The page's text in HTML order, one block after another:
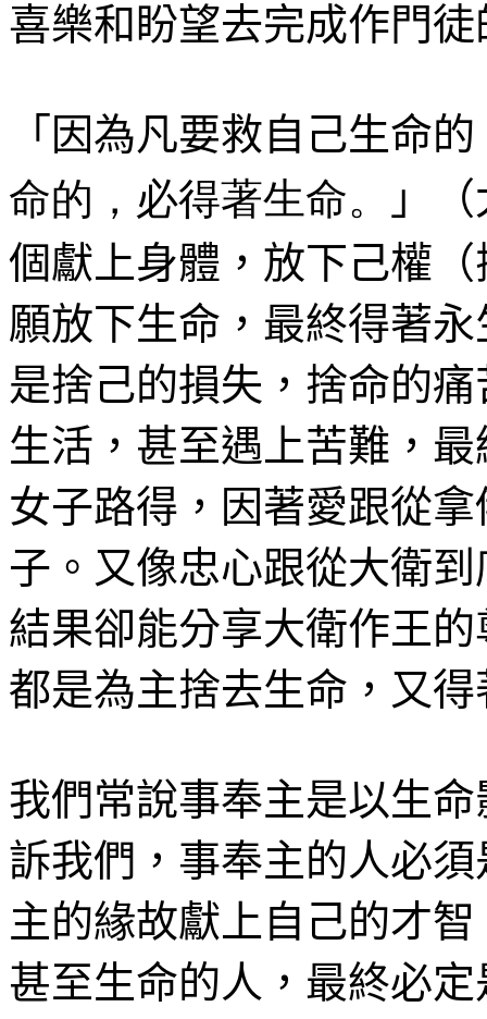
喜樂和盼望去完成作門
「因為凡要救自己生命
命的，必得著生命。
」
個獻上身體，放下己權
願放下生命，最終得著
是捨己的損失，捨命的
生活，甚至遇上苦難，
女子路得，因著愛跟從
子。又像忠心跟從大衛
結果卻能分享大衛作王
都是為主捨去生命，又
我們常說事奉主是以生
訴我們，事奉主的人必
主的緣故獻上自己的才
甚至生命的人，最終必